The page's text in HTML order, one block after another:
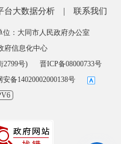
台大数据分析 联系我们
位：大同市人民政府办公室
府信息化中心
2799号)
晋ICP备08000733号
安备14020002000138号